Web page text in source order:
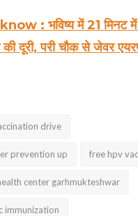
: भविष्य में 21 मिनट में
की दूरी, परी चौक से जेवर
drive
prevention up free hpv
center garhmukteshwar
immunization